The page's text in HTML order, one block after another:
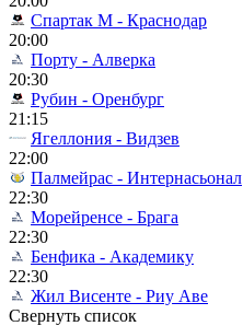
Спартак М - Краснодар
20:00
Порту - Алверка
20:30
Рубин - Оренбург
21:15
Ягеллония - Видзев
22:00
Палмейрас - Интернасьонал
22:30
Морейренсе - Брага
22:30
Бенфика - Академику
22:30
Жил Висенте - Риу Аве
Свернуть список